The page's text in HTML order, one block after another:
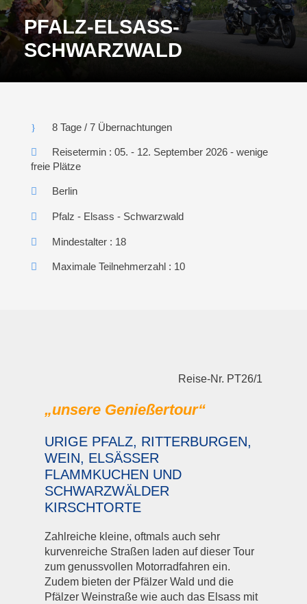
PFALZ-ELSASS-
SCHWARZWALD
8 Tage / 7 Übernachtungen
Reisetermin : 05. - 12. September 2026 - wenige
freie Plätze
Berlin
Pfalz - Elsass - Schwarzwald
Mindestalter : 18
Maximale Teilnehmerzahl : 10
Reise-Nr. PT26/1
„unsere Genießertour“
URIGE PFALZ, RITTERBURGEN,
WEIN, ELSÄSSER
FLAMMKUCHEN UND
SCHWARZWÄLDER
KIRSCHTORTE
Zahlreiche kleine, oftmals auch sehr
kurvenreiche Straßen laden auf dieser Tour
zum genussvollen Motorradfahren ein.
Zudem bieten der Pfälzer Wald und die
Pfälzer Weinstraße wie auch das Elsass mit